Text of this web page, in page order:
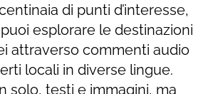
di punti d’interesse,
esplorare le destinazioni
attraverso commenti audio
locali in diverse lingue.
solo, testi e immagini, ma